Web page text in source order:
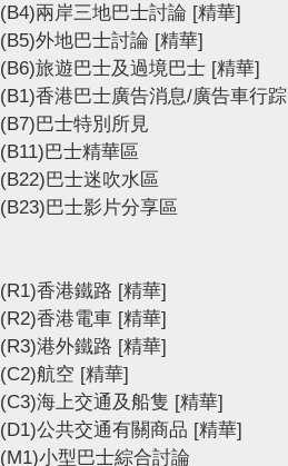
(B4)兩岸三地巴士討論 [精華]
(B5)外地巴士討論 [精華]
(B6)旅遊巴士及過境巴士 [精華]
(B1)香港巴士廣告消息/廣告車行踪
(B7)巴士特別所見
(B11)巴士精華區
(B22)巴士迷吹水區
(B23)巴士影片分享區
(R1)香港鐵路 [精華]
(R2)香港電車 [精華]
(R3)港外鐵路 [精華]
(C2)航空 [精華]
(C3)海上交通及船隻 [精華]
(D1)公共交通有關商品 [精華]
(M1)小型巴士綜合討論